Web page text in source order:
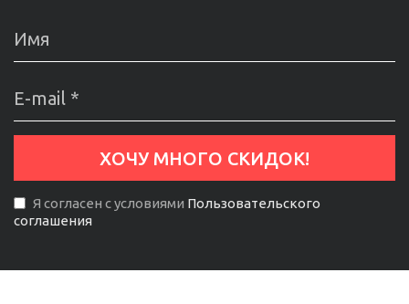
Я согласен с условиями Пользовательского
соглашения